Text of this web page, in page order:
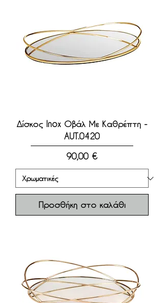
Δίσκος Inox Οβάλ Με Καθρέπτη -
AUT.0420
Τιμή
90,00 €
Προσθήκη στο καλάθι